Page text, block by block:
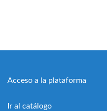
Acceso a la plataforma
Ir al catálogo